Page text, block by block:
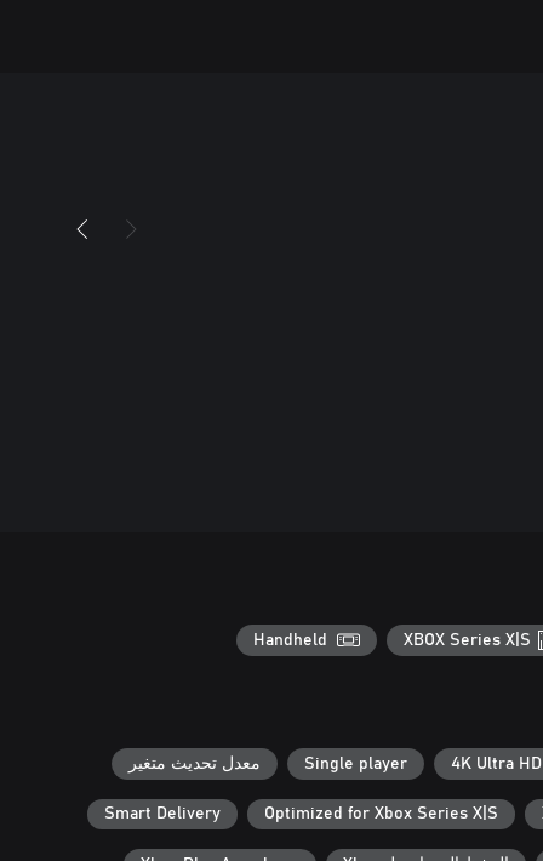
XBOX Series X|S
Handheld
4K Ultra HD
Single player معدل تحديث متغير
Optimized for Xbox Series X|S
Smart Delivery